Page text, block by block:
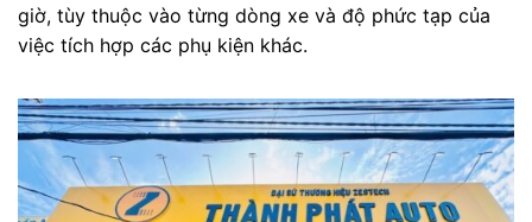
giờ, tùy thuộc vào từng dòng xe và độ phức tạp của
việc tích hợp các phụ kiện khác.